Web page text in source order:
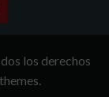
los derechos